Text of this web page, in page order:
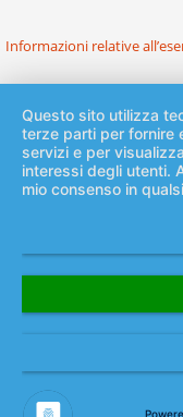
Informazioni relative
Questo sito utilizza
terze parti per fornire
servizi e per
interessi degli utenti.
mio consenso in